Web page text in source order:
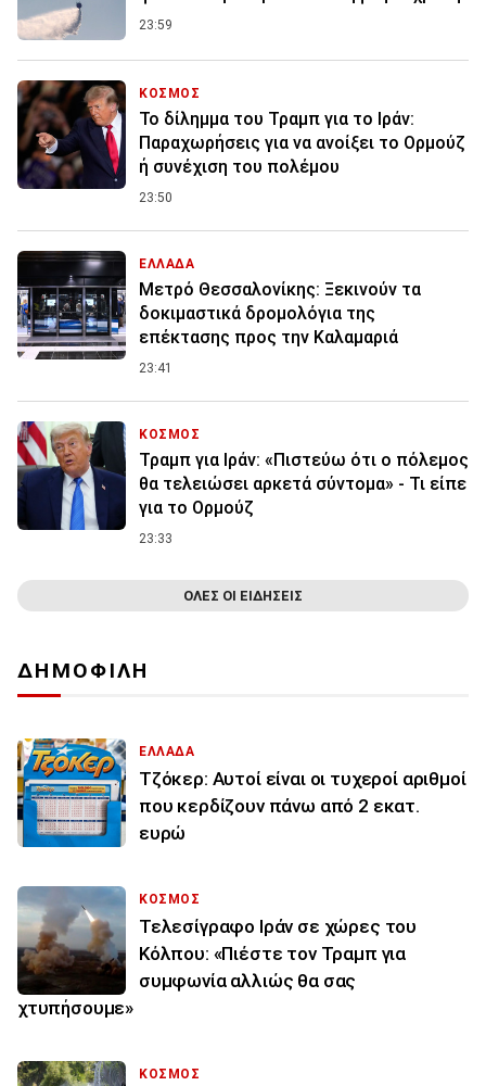
23:59
ΚΟΣΜΟΣ
Το δίλημμα του Τραμπ για το Ιράν:
Παραχωρήσεις για να ανοίξει το Ορμούζ
ή συνέχιση του πολέμου
23:50
ΕΛΛΑΔΑ
Μετρό Θεσσαλονίκης: Ξεκινούν τα
δοκιμαστικά δρομολόγια της
επέκτασης προς την Καλαμαριά
23:41
ΚΟΣΜΟΣ
Τραμπ για Ιράν: «Πιστεύω ότι ο πόλεμος
θα τελειώσει αρκετά σύντομα» - Τι είπε
για το Ορμούζ
23:33
ΟΛΕΣ ΟΙ ΕΙΔΗΣΕΙΣ
ΔΗΜΟΦΙΛΗ
ΕΛΛΑΔΑ
Τζόκερ: Αυτοί είναι οι τυχεροί αριθμοί
που κερδίζουν πάνω από 2 εκατ.
ευρώ
ΚΟΣΜΟΣ
Τελεσίγραφο Ιράν σε χώρες του
Κόλπου: «Πιέστε τον Τραμπ για
συμφωνία αλλιώς θα σας
χτυπήσουμε»
ΚΟΣΜΟΣ